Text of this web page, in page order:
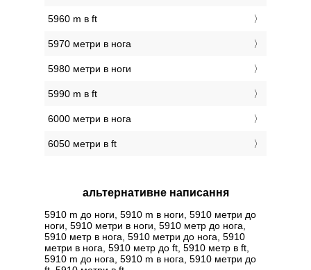
5960 m в ft
5970 метри в нога
5980 метри в ноги
5990 m в ft
6000 метри в нога
6050 метри в ft
альтернативне написання
5910 m до ноги, 5910 m в ноги, 5910 метри до
ноги, 5910 метри в ноги, 5910 метр до нога,
5910 метр в нога, 5910 метри до нога, 5910
метри в нога, 5910 метр до ft, 5910 метр в ft,
5910 m до нога, 5910 m в нога, 5910 метри до